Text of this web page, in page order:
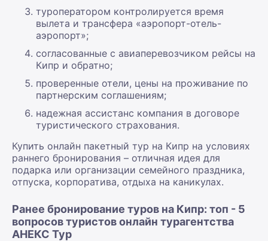
туроператором контролируется время
вылета и трансфера «аэропорт-отель-
аэропорт»;
согласованные с авиаперевозчиком рейсы на
Кипр и обратно;
проверенные отели, цены на проживание по
партнерским соглашениям;
надежная ассистанс компания в договоре
туристического страхования.
Купить онлайн пакетный тур на Кипр на условиях
раннего бронирования – отличная идея для
подарка или организации семейного праздника,
отпуска, корпоратива, отдыха на каникулах.
Ранее бронирование туров на Кипр: топ - 5
вопросов туристов онлайн турагентства
АНЕКС Тур